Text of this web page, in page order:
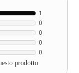
0
0
0
0
1
prodotto